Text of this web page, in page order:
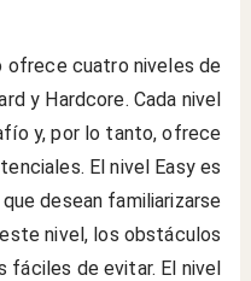
ofrece cuatro niveles de
y Hardcore. Cada nivel
y, por lo tanto, ofrece
El nivel Easy es
desean familiarizarse
nivel, los obstáculos
fáciles de evitar. El nivel